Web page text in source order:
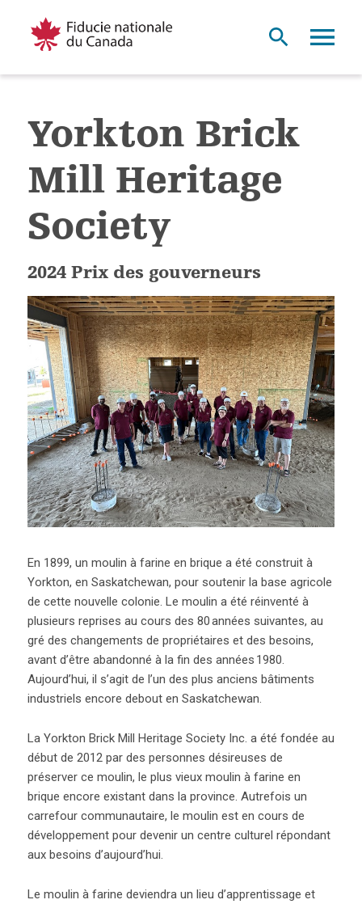
Yorkton Brick
Mill Heritage
Society
2024 Prix des gouverneurs
En 1899, un moulin à farine en brique a été construit à
Yorkton, en Saskatchewan, pour soutenir la base agricole
de cette nouvelle colonie. Le moulin a été réinventé à
plusieurs reprises au cours des 80 années suivantes, au
gré des changements de propriétaires et des besoins,
avant d’être abandonné à la fin des années 1980.
Aujourd’hui, il s’agit de l’un des plus anciens bâtiments
industriels encore debout en Saskatchewan.
La Yorkton Brick Mill Heritage Society Inc. a été fondée au
début de 2012 par des personnes désireuses de
préserver ce moulin, le plus vieux moulin à farine en
brique encore existant dans la province. Autrefois un
carrefour communautaire, le moulin est en cours de
développement pour devenir un centre culturel répondant
aux besoins d’aujourd’hui.
Le moulin à farine deviendra un lieu d’apprentissage et